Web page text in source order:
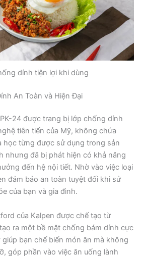
dính tiện lợi khi dùng
An Toàn và Hiện Đại
24 được trang bị lớp chống dính
tiên tiến của Mỹ, không chứa
học từng được sử dụng trong sản
nhưng đã bị phát hiện có khả năng
đến hệ nội tiết. Nhờ vào việc loại
đảm bảo an toàn tuyệt đối khi sử
của bạn và gia đình.
của Kalpen được chế tạo từ
ra một bề mặt chống bám dính cực
giúp bạn chế biến món ăn mà không
góp phần vào việc ăn uống lành